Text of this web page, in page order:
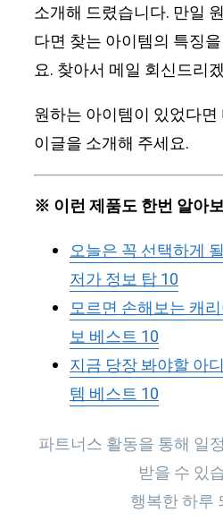
소개해 드렸습니다. 만일
다면 찾는 아이템의 특징
요. 찾아서 메일 회신드리
원하는 아이템이 있었다
이글을 소개해 주세요.
※ 이런 제품도 한번 알아
오늘은 꼭 선택하게
저가 정보 탑 10
모르면 손해보는 캐
보 베스트 10
지금 당장 봐야할 아
템 베스트 10
파트너스 활동을 통해 일
받을 수 있
행복한 하루